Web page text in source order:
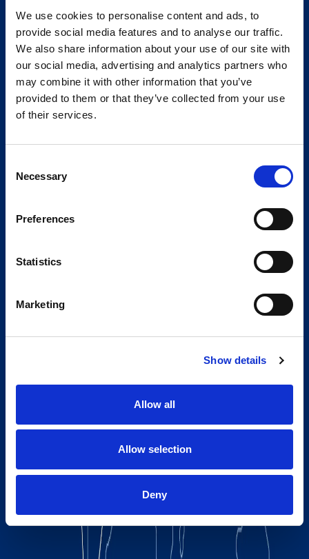
We use cookies to personalise content and ads, to
provide social media features and to analyse our traffic.
We also share information about your use of our site with
our social media, advertising and analytics partners who
may combine it with other information that you’ve
provided to them or that they’ve collected from your use
of their services.
Selection
Necessary
Preferences
Statistics
Marketing
Show details
Allow all
Allow selection
Deny